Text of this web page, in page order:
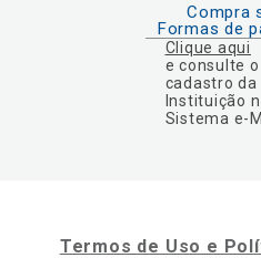
Compra
Formas de
Clique aqui
e consulte o
cadastro da
Instituição
Sistema e-
Termos de Uso e